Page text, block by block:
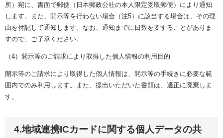
所）宛に、書面で郵便（日本郵政公社の本人限定受取郵便）により通知
します。また、開示等を行わない場合（注5）に該当する場合は、その理
由を付記して通知します。なお、通知までに日数を要することがありま
すので、ご了承ください。
（4）開示等のご請求により取得した個人情報の利用目的
開示等のご請求により取得した個人情報は、開示等の手続きに必要な範
囲内でのみ利用します。また、提出いただいた書類は、適正に廃棄しま
す。
4.地域連携ICカードに関する個人データの共